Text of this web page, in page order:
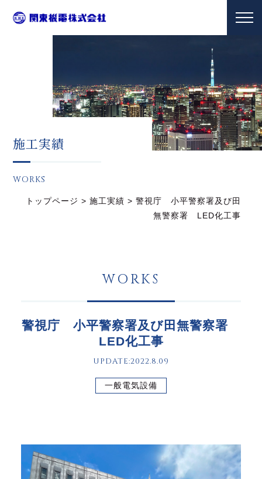
施工実績
WORKS
トップページ >施工実績 >警視庁 小平警察署及び田
無警察署 LED化工事
WORKS
警視庁 小平警察署及び田無警察署
LED化工事
UPDATE:2022.8.09
一般電気設備